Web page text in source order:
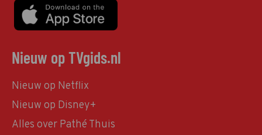
Nieuw op TVgids.nl
Nieuw op Netflix
Nieuw op Disney+
Alles over Pathé Thuis